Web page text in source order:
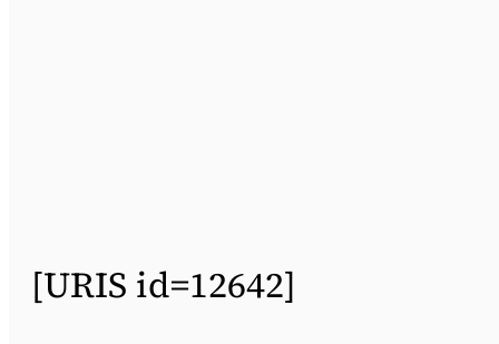
[URIS id=12642]